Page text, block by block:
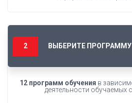
ВЫБЕРИТЕ ПРОГРАММУ
12 программ обучения в
деятельности обучаемых